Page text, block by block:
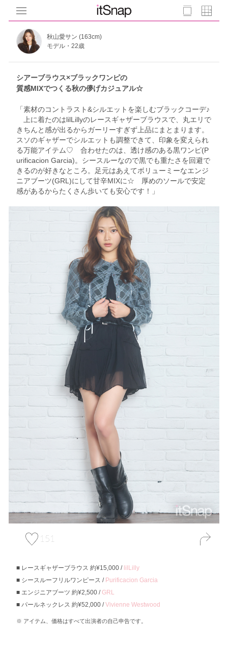
秋山愛サン (163cm)
モデル・22歳
シアーブラウス×ブラックワンピの
質感MIXでつくる秋の儚げカジュアル☆
「素材のコントラスト&シルエットを楽しむブラックコーデ♪
上に着たのはlilLillyのレースギャザーブラウスで、丸エリで
きちんと感が出るからガーリーすぎず上品にまとまります。
スソのギャザーでシルエットも調整できて、印象を変えられ
る万能アイテム♡ 合わせたのは、透け感のある黒ワンピ(P
urificacion Garcia)。シースルーなので黒でも重たさを回避で
きるのが好きなところ。足元はあえてボリューミーなエンジ
ニアブーツ(GRL)にして甘辛MIXに☆ 厚めのソールで安定
感があるからたくさん歩いても安心です！」
151
レースギャザーブラウス 約¥15,000 / lilLilly
シースルーフリルワンピース / Purificacion Garcia
エンジニアブーツ 約¥2,500 /GRL
パールネックレス 約¥52,000 /Vivienne Westwood
アイテム、価格はすべて出演者の自己申告です。